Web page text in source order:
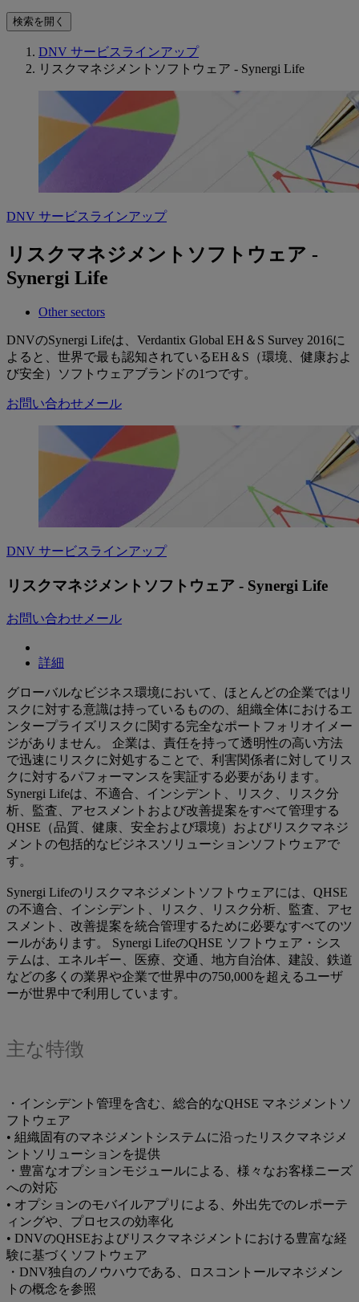
検索を開く
DNV サービスラインアップ
リスクマネジメントソフトウェア - Synergi Life
DNV サービスラインアップ
リスクマネジメントソフトウェア -
Synergi Life
Other sectors
DNVのSynergi Lifeは、Verdantix Global EH＆S Survey 2016に
よると、世界で最も認知されているEH＆S（環境、健康およ
び安全）ソフトウェアブランドの1つです。
お問い合わせメール
DNV サービスラインアップ
リスクマネジメントソフトウェア - Synergi Life
お問い合わせメール
詳細
グローバルなビジネス環境において、ほとんどの企業ではリ
スクに対する意識は持っているものの、組織全体におけるエ
ンタープライズリスクに関する完全なポートフォリオイメー
ジがありません。 企業は、責任を持って透明性の高い方法
で迅速にリスクに対処することで、利害関係者に対してリス
クに対するパフォーマンスを実証する必要があります。
Synergi Lifeは、不適合、インシデント、リスク、リスク分
析、監査、アセスメントおよび改善提案をすべて管理する
QHSE（品質、健康、安全および環境）およびリスクマネジ
メントの包括的なビジネスソリューションソフトウェアで
す。
Synergi Lifeのリスクマネジメントソフトウェアには、QHSE
の不適合、インシデント、リスク、リスク分析、監査、アセ
スメント、改善提案を統合管理するために必要なすべてのツ
ールがあります。 Synergi LifeのQHSE ソフトウェア・シス
テムは、エネルギー、医療、交通、地方自治体、建設、鉄道
などの多くの業界や企業で世界中の750,000を超えるユーザ
ーが世界中で利用しています。
主な特徴
・インシデント管理を含む、総合的なQHSE マネジメントソ
フトウェア
• 組織固有のマネジメントシステムに沿ったリスクマネジメ
ントソリューションを提供
・豊富なオプションモジュールによる、様々なお客様ニーズ
への対応
• オプションのモバイルアプリによる、外出先でのレポーテ
ィングや、プロセスの効率化
• DNVのQHSEおよびリスクマネジメントにおける豊富な経
験に基づくソフトウェア
・DNV独自のノウハウである、ロスコントールマネジメン
トの概念を参照